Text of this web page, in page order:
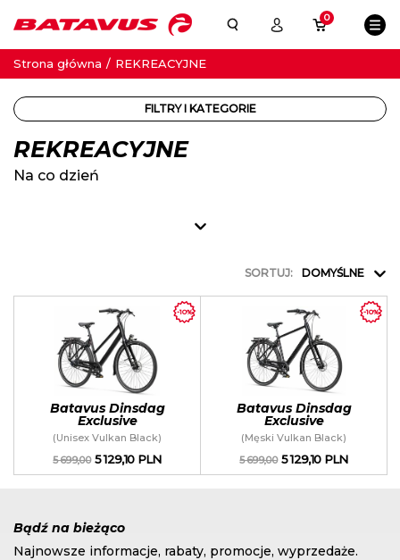
0
Strona główna REKREACYJNE
FILTRY I KATEGORIE
REKREACYJNE
Na co dzień
SORTUJ: DOMYŚLNE
Batavus Dinsdag
Exclusive
(Unisex Vulkan Black)
5 699,00 5 129,10 PLN
-10%
Batavus Dinsdag
Exclusive
(Męski Vulkan Black)
5 699,00 5 129,10 PLN
-10%
Bądź na bieżąco
Najnowsze informacje, rabaty, promocje, wyprzedaże.